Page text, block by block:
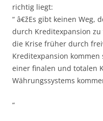
richtig liegt:
“ â€žEs gibt keinen Weg,
durch Kreditexpansion
die Krise früher durch
Kreditexpansion
einer finalen und totalen
Währungssystems
“